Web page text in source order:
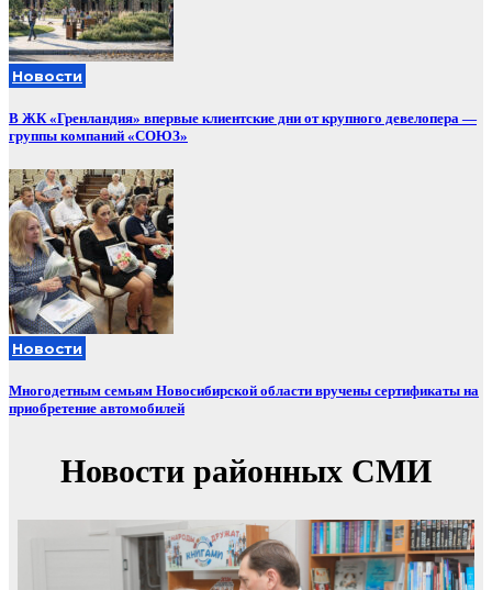
Новости
В ЖК «Гренландия» впервые клиентские дни от крупного девелопера —
группы компаний «СОЮЗ»
Новости
Многодетным семьям Новосибирской области вручены сертификаты на
приобретение автомобилей